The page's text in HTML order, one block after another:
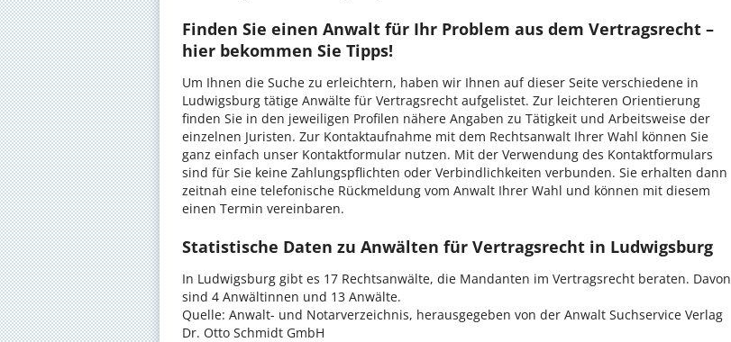
Finden Sie einen Anwalt für Ihr Problem aus dem Vertragsrecht –
hier bekommen Sie Tipps!
Um Ihnen die Suche zu erleichtern, haben wir Ihnen auf dieser Seite verschiedene in
Ludwigsburg tätige Anwälte für Vertragsrecht aufgelistet. Zur leichteren Orientierung
finden Sie in den jeweiligen Profilen nähere Angaben zu Tätigkeit und Arbeitsweise der
einzelnen Juristen. Zur Kontaktaufnahme mit dem Rechtsanwalt Ihrer Wahl können Sie
ganz einfach unser Kontaktformular nutzen. Mit der Verwendung des Kontaktformulars
sind für Sie keine Zahlungspflichten oder Verbindlichkeiten verbunden. Sie erhalten dann
zeitnah eine telefonische Rückmeldung vom Anwalt Ihrer Wahl und können mit diesem
einen Termin vereinbaren.
Statistische Daten zu Anwälten für Vertragsrecht in Ludwigsburg
In Ludwigsburg gibt es 17 Rechtsanwälte, die Mandanten im Vertragsrecht beraten. Davon
sind 4 Anwältinnen und 13 Anwälte.
Quelle: Anwalt- und Notarverzeichnis, herausgegeben von der Anwalt Suchservice Verlag
Dr. Otto Schmidt GmbH